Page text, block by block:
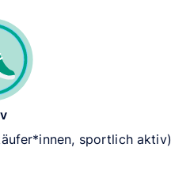
sportlich aktiv)